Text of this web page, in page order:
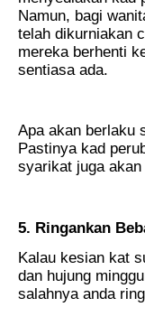
Namun, bagi
telah dikurniakan
mereka berhenti
sentiasa ada.
Apa akan berlaku
Pastinya kad
syarikat juga
5. Ringankan
Kalau kesian kat
dan hujung
salahnya anda